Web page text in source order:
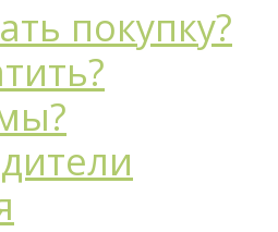
покупку?